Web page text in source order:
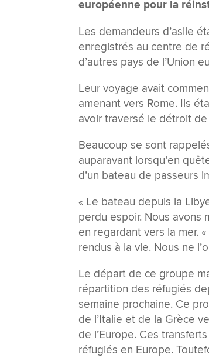
européenne pour la
Les demandeurs d’asile
enregistrés au centre de
d’autres pays de l’Union
Leur voyage avait
amenant vers Rome. Ils
avoir traversé le détroit de
Beaucoup se sont
auparavant lorsqu’en
d’un bateau de passeurs
« Le bateau depuis la
perdu espoir. Nous avons
en regardant vers la mer.
rendus à la vie. Nous ne
Le départ de ce groupe
répartition des réfugiés
semaine prochaine. Ce
de l’Italie et de la Grèce
de l’Europe. Ces
réfugiés en Europe.